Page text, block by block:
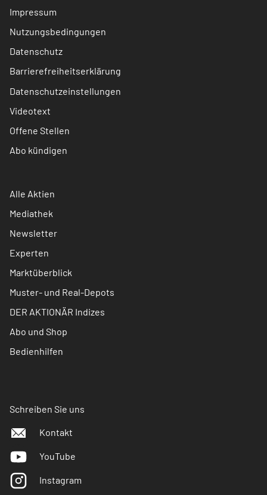
Impressum
Nutzungsbedingungen
Datenschutz
Barrierefreiheitserklärung
Datenschutzeinstellungen
Videotext
Offene Stellen
Abo kündigen
Alle Aktien
Mediathek
Newsletter
Experten
Marktüberblick
Muster- und Real-Depots
DER AKTIONÄR Indizes
Abo und Shop
Bedienhilfen
Schreiben Sie uns
Kontakt
YouTube
Instagram